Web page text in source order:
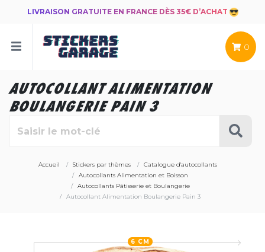
LIVRAISON GRATUITE EN FRANCE DÈS 35€ D’ACHAT
0
AUTOCOLLANT ALIMENTATION
BOULANGERIE PAIN 3
Accueil Stickers par thèmes
Catalogue d'autocollants
Autocollants Alimentation et Boisson
Autocollants Pâtisserie et Boulangerie
Autocollant Alimentation Boulangerie Pain 3
6 CM